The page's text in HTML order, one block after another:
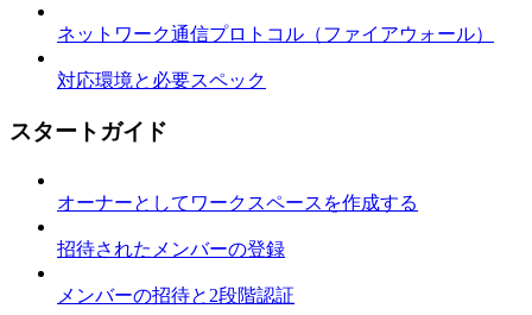
ネットワーク通信プロトコル（ファイアウォール）
対応環境と必要スペック
スタートガイド
オーナーとしてワークスペースを作成する
招待されたメンバーの登録
メンバーの招待と2段階認証